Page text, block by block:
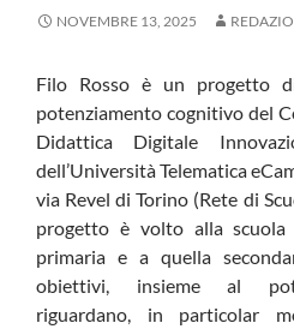
NOVEMBRE 13, 2025
Filo Rosso è un progetto
potenziamento cognitivo del
Didattica Digitale
dell’Università Telematica
via Revel di Torino (Rete di
progetto è volto alla scuola
primaria e a quella
obiettivi, insieme al
riguardano, in particolar